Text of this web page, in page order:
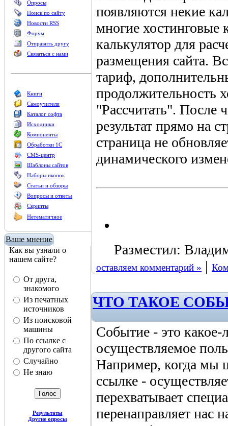
Опросы
Поиск по сайту
Новости RSS
Форум
Отправить другу
Связаться с нами
Книги
Самоучители
Каталог софта
Исходники
Компоненты
Обработки 1С
CMS-центр
Шаблоны сайтов
Наборы иконок
Статьи и обзоры
Вопросы и ответы
Скрипты
Нетематичное
Ваше мнение
Как вы узнали о
нашем сайте?
От друга,
знакомого
Из печатных
источников
Из поисковой
машины
По ссылке с
другого сайта
Случайно
Не знаю
Результаты
Другие опросы
появляются некие
многие хостинговые
калькулятор для
размещения сайта.
тариф,
продолжительность
"Рассчитать". После
результат прямо на
страница не
динамического
Разместил:
оставляем комментарий » |
ЧТО ТАКОЕ
Событие - это какое-
осуществляемое
Например, когда мы
ссылке -
перехватывает
перенаправляет нас